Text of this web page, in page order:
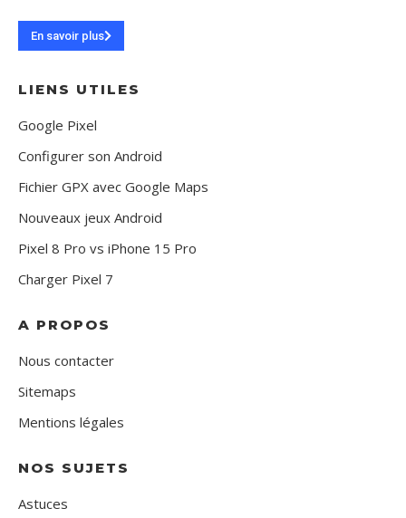
En savoir plus
LIENS UTILES
Google Pixel
Configurer son Android
Fichier GPX avec Google Maps
Nouveaux jeux Android
Pixel 8 Pro vs iPhone 15 Pro
Charger Pixel 7
A PROPOS
Nous contacter
Sitemaps
Mentions légales
NOS SUJETS
Astuces